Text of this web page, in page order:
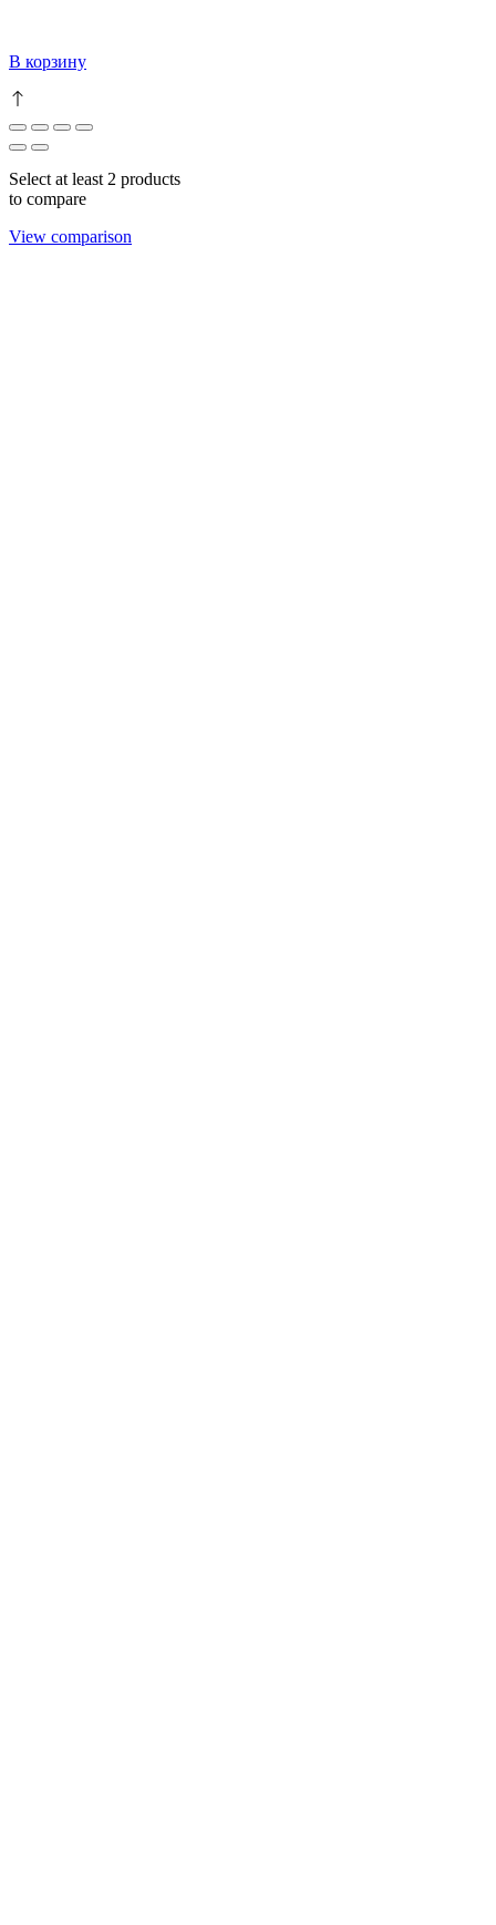
В корзину
Select at least 2 products
to compare
View comparison